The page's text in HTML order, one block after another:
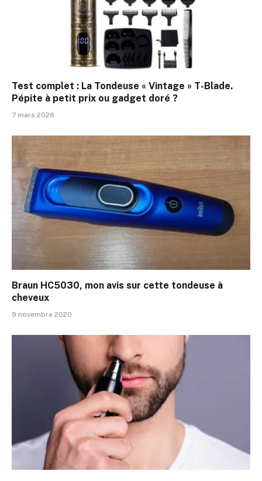
Test complet : La Tondeuse « Vintage » T-Blade.
Pépite à petit prix ou gadget doré ?
7 mars 2026
Braun HC5030, mon avis sur cette tondeuse à
cheveux
9 novembre 2020